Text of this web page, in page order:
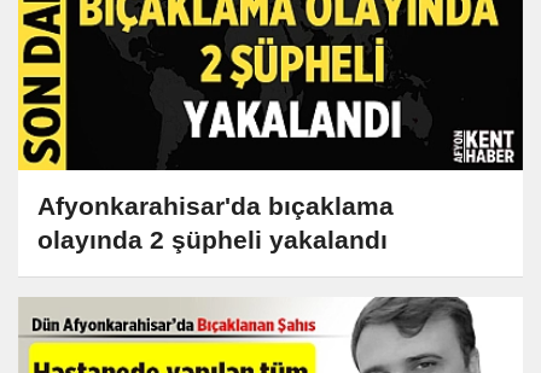
Afyonkarahisar'da bıçaklama
olayında 2 şüpheli yakalandı